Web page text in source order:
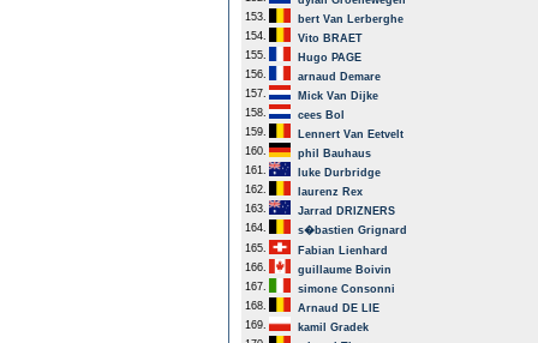
153.
bert Van Lerberghe
154.
Vito BRAET
155.
Hugo PAGE
156.
arnaud Demare
157.
Mick Van Dijke
158.
cees Bol
159.
Lennert Van Eetvelt
160.
phil Bauhaus
161.
luke Durbridge
162.
laurenz Rex
163.
Jarrad DRIZNERS
164.
s�bastien Grignard
165.
Fabian Lienhard
166.
guillaume Boivin
167.
simone Consonni
168.
Arnaud DE LIE
169.
kamil Gradek